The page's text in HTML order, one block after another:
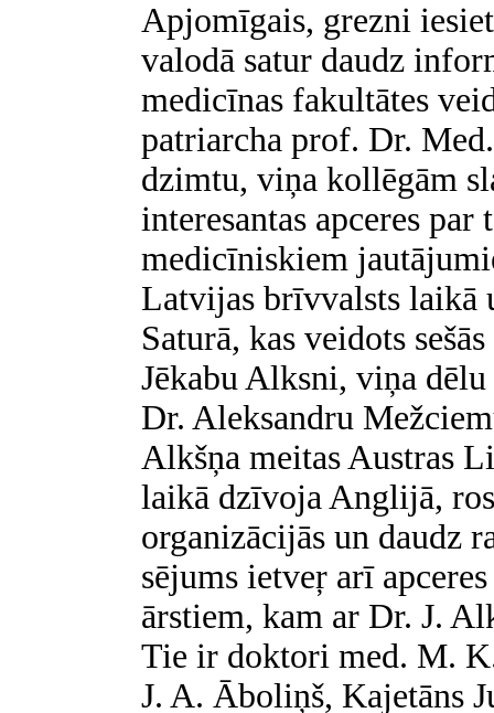
Apjomīgais, grezni
valodā satur daudz
medicīnas fakultātes
patriarcha prof. Dr.
dzimtu, viņa kollēgām
interesantas apceres
medicīniskiem
Latvijas brīvvalsts laikā
Saturā, kas veidots
Jēkabu Alksni, viņa
Dr. Aleksandru
Alkšņa meitas Austras
laikā dzīvoja Anglijā,
organizācijās un daudz
sējums ietveŗ arī
ārstiem, kam ar Dr. J.
Tie ir doktori med. M.
J. A. Āboliņš, Kajetāns